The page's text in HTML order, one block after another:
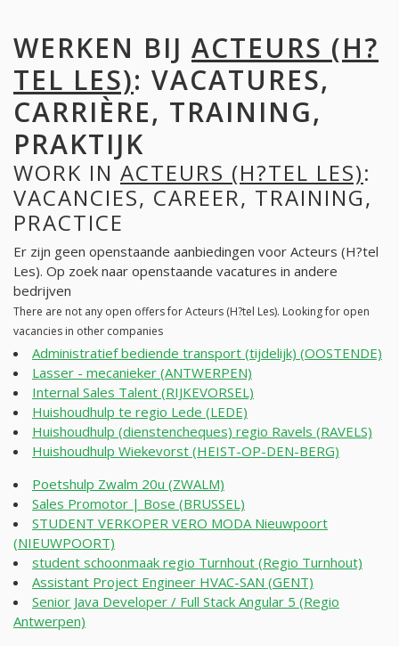
WERKEN BIJ ACTEURS (H?
TEL LES): VACATURES,
CARRIÈRE, TRAINING,
PRAKTIJK
WORK IN ACTEURS (H?TEL LES):
VACANCIES, CAREER, TRAINING,
PRACTICE
Er zijn geen openstaande aanbiedingen voor Acteurs (H?tel
Les). Op zoek naar openstaande vacatures in andere
bedrijven
There are not any open offers for Acteurs (H?tel Les). Looking for open
vacancies in other companies
Administratief bediende transport (tijdelijk) (OOSTENDE)
Lasser - mecanieker (ANTWERPEN)
Internal Sales Talent (RIJKEVORSEL)
Huishoudhulp te regio Lede (LEDE)
Huishoudhulp (dienstencheques) regio Ravels (RAVELS)
Huishoudhulp Wiekevorst (HEIST-OP-DEN-BERG)
Poetshulp Zwalm 20u (ZWALM)
Sales Promotor | Bose (BRUSSEL)
STUDENT VERKOPER VERO MODA Nieuwpoort
(NIEUWPOORT)
student schoonmaak regio Turnhout (Regio Turnhout)
Assistant Project Engineer HVAC-SAN (GENT)
Senior Java Developer / Full Stack Angular 5 (Regio
Antwerpen)